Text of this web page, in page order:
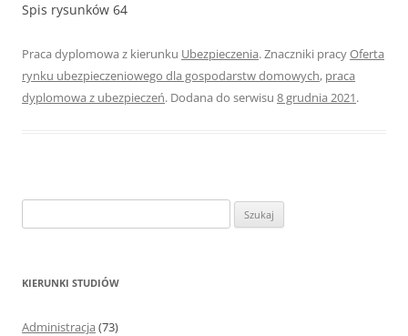
Spis rysunków 64
Praca dyplomowa z kierunku Ubezpieczenia. Znaczniki pracyOferta
rynku ubezpieczeniowego dla gospodarstw domowych, praca
dyplomowa z ubezpieczeń. Dodana do serwisu 8 grudnia 2021.
z
KIERUNKI STUDIÓW
Administracja (73)